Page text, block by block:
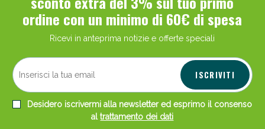
ordine con un minimo di 60€ di spesa
Ricevi in anteprima notizie e offerte speciali
ISCRIVITI
Desidero iscrivermi alla newsletter ed esprimo il consenso
altrattamento dei dati